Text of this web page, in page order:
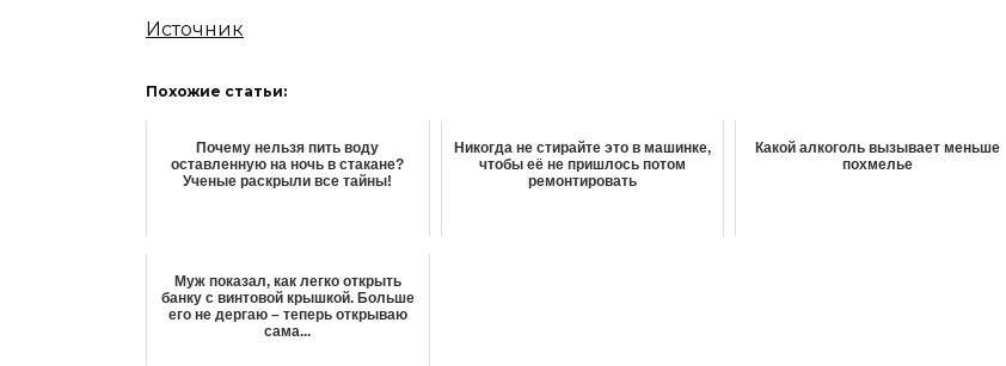
Источник
Похожие статьи:
Почему нельзя пить воду
оставленную на ночь в стакане?
Ученые раскрыли все тайны!
Никогда не стирайте это в машинке,
чтобы её не пришлось потом
ремонтировать
Какой алкоголь вызывает меньше
похмелье
Муж показал, как легко открыть
банку с винтовой крышкой. Больше
его не дергаю – теперь открываю
сама...